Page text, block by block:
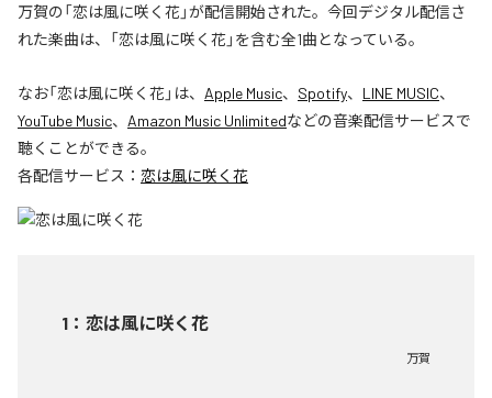
万賀の「恋は風に咲く花」が配信開始された。今回デジタル配信さ
れた楽曲は、「恋は風に咲く花」を含む全1曲となっている。
なお「恋は風に咲く花」は、 Apple Music、 Spotify、 LINE MUSIC、
YouTube Music、 Amazon Music Unlimitedなどの音楽配信サービスで
聴くことができる。
各配信サービス： 恋は風に咲く花
1 ： 恋は風に咲く花
万賀